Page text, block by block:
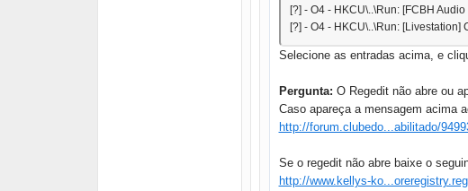
[?] - O4 - HKCU\..\Run: [FCBH
[?] - O4 - HKCU\..\Run:
Selecione as entradas acima, e
Pergunta: O Regedit não abre ou
Caso apareça a mensagem acima
http://forum.clubedo...abilitado/
Se o regedit não abre baixe o
http://www.kellys-ko...oreregistry.reg